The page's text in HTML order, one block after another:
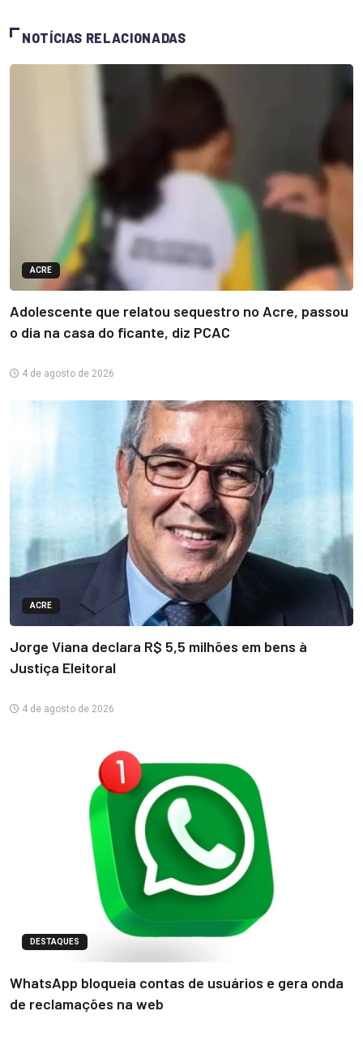
NOTÍCIAS RELACIONADAS
ACRE
Adolescente que relatou sequestro no Acre, passou
o dia na casa do ficante, diz PCAC
4 de agosto de 2026
ACRE
Jorge Viana declara R$ 5,5 milhões em bens à
Justiça Eleitoral
4 de agosto de 2026
DESTAQUES
WhatsApp bloqueia contas de usuários e gera onda
de reclamações na web